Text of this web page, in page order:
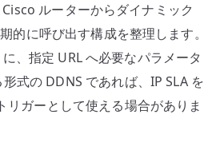
ルーターからダイナミック
的に呼び出す構成を整理します。
、指定 URL へ必要なパラメータ
式の DDNS であれば、IP SLA を
リガーとして使える場合がありま